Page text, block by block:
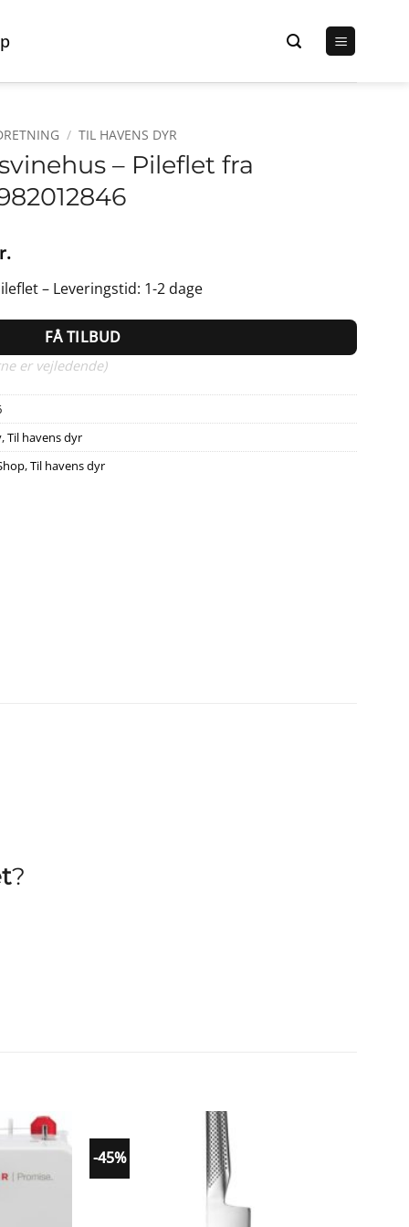
/ TIL HAVENS DYR
– Pileflet fra
Den
aktuelle
pris
er:
299,95 kr..
– Leveringstid: 1-2 dage
FÅ TILBUD
er vejledende)
,Til havens dyr
,Til havens dyr
?
-45%